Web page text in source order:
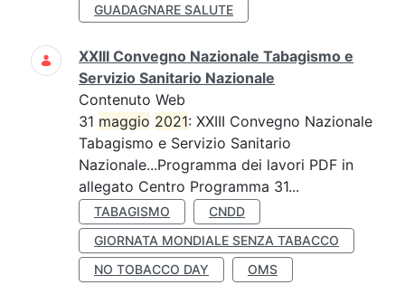
GUADAGNARE SALUTE
XXIII Convegno Nazionale Tabagismo e
Servizio Sanitario Nazionale
Contenuto Web
31 maggio 2021: XXIII Convegno Nazionale
Tabagismo e Servizio Sanitario
Nazionale...Programma dei lavori PDF in
allegato Centro Programma 31...
TABAGISMO
CNDD
GIORNATA MONDIALE SENZA TABACCO
NO TOBACCO DAY
OMS